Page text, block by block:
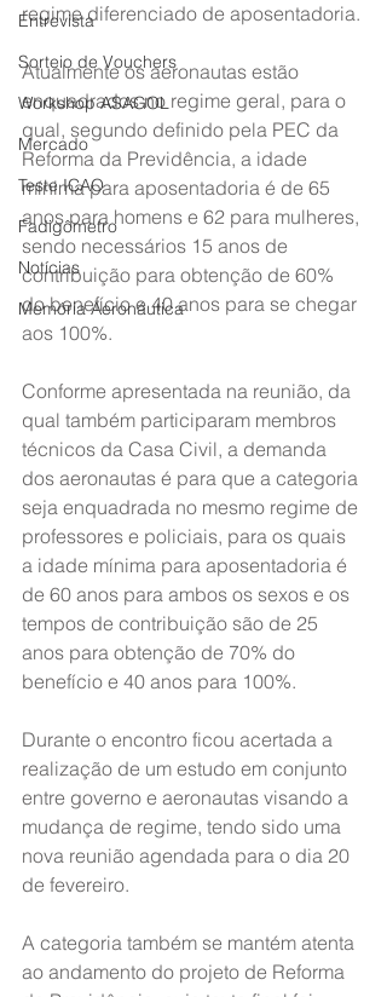
Entrevista
Sorteio de Vouchers
Workshop ASAGOL
Mercado
Teste ICAO
Fadigômetro
Notícias
Memória Aeronáutica
regime diferenciado de aposentadoria.
Atualmente os aeronautas estão
enquadrados no regime geral, para o
qual, segundo definido pela PEC da
Reforma da Previdência, a idade
mínima para aposentadoria é de 65
anos para homens e 62 para mulheres,
sendo necessários 15 anos de
contribuição para obtenção de 60%
do benefício e 40 anos para se chegar
aos 100%.
Conforme apresentada na reunião, da
qual também participaram membros
técnicos da Casa Civil, a demanda
dos aeronautas é para que a categoria
seja enquadrada no mesmo regime de
professores e policiais, para os quais
a idade mínima para aposentadoria é
de 60 anos para ambos os sexos e os
tempos de contribuição são de 25
anos para obtenção de 70% do
benefício e 40 anos para 100%.
Durante o encontro ficou acertada a
realização de um estudo em conjunto
entre governo e aeronautas visando a
mudança de regime, tendo sido uma
nova reunião agendada para o dia 20
de fevereiro.
A categoria também se mantém atenta
ao andamento do projeto de Reforma